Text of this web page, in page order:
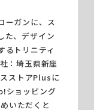
ーガンに、ス
た、デザイン
るトリニティ
：埼玉県新座
ストアPlusに
ショッピング
いただくと